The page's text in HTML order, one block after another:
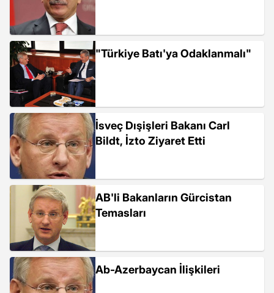
"Türkiye Batı'ya Odaklanmalı"
İsveç Dışişleri Bakanı Carl
Bildt, İzto Ziyaret Etti
AB'li Bakanların Gürcistan
Temasları
Ab-Azerbaycan İlişkileri